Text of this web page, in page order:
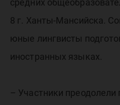
средних
8 г. Ханты-Мансийска.
юные лингвисты
иностранных языках.
– Участники преодолели